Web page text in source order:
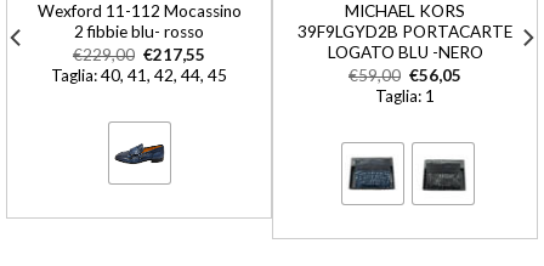
Wexford 11-112 Mocassino
2 fibbie blu- rosso
€229,00 €217,55
Taglia: 40, 41, 42, 44, 45
MICHAEL KORS
39F9LGYD2B PORTACARTE
LOGATO BLU -NERO
€59,00 €56,05
Taglia: 1